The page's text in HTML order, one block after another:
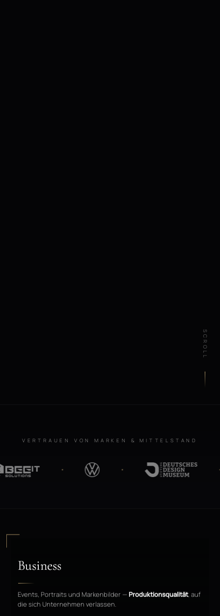
SCROLL
VERTRAUEN VON MARKEN & MITTELSTAND
Business
Events, Portraits und Markenbilder —Produktionsqualität, auf
die sich Unternehmen verlassen.